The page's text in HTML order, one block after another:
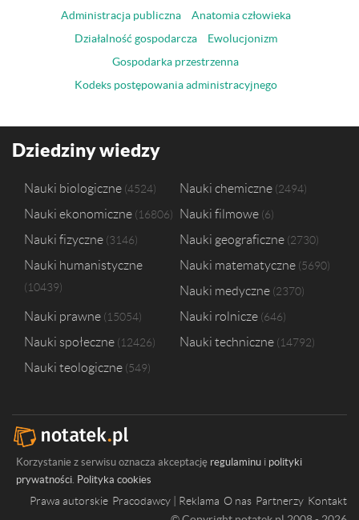
Administracja publiczna
Anatomia człowieka
Działalność gospodarcza
Ewolucjonizm
Gospodarka przestrzenna
Kodeks postępowania administracyjnego
Dziedziny wiedzy
Nauki biologiczne 4524 Nauki chemiczne 2494
Nauki ekonomiczne 16806 Nauki filmowe 6
Nauki fizyczne 3146 Nauki geograficzne 2730
Nauki humanistyczne
10439
Nauki matematyczne 5690
Nauki medyczne 2370
Nauki prawne 15054 Nauki rolnicze 646
Nauki społeczne 12426 Nauki techniczne 14792
Nauki teologiczne 549
Korzystanie z serwisu oznacza akceptację regulaminu i polityki
prywatności. Polityka cookies
Prawa autorskie Pracodawcy | Reklama O nas Partnerzy Kontakt